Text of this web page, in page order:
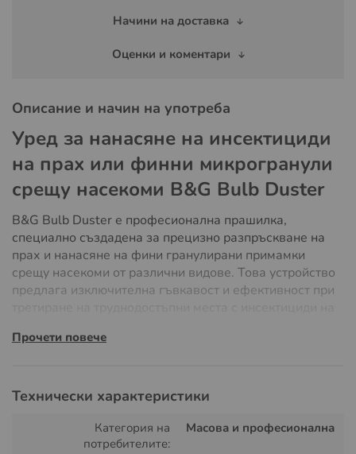
Начини на доставка
Оценки и коментари
Описание и начин на употреба
Уред за нанасяне на инсектициди
на прах или финни микрогранули
срещу насекоми B&G Bulb Duster
B&G Bulb Duster е професионална прашилка,
специално създадена за прецизно разпръскване на
прах и нанасяне на фини гранулирани примамки
срещу насекоми от различни видове. Това устройство
предлага изключителна гъвкавост и ефективност при
Прецизно Нанасяне: Идеален за нанасяне на фини
гранули или прах (инсектициди или натурални
препарати), осигурявайки равномерно и ефективно
покритие на третирана зона.
Прочети повече
Технически характеристики
Категория на
потребителите:
Масова и професионална